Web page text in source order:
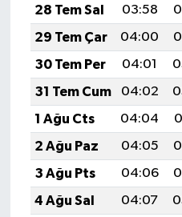
28 Tem Sal
03:58
29 Tem Çar
04:00
30 Tem Per
04:01
31 Tem Cum
04:02
1 Ağu Cts
04:04
2 Ağu Paz
04:05
3 Ağu Pts
04:06
4 Ağu Sal
04:07